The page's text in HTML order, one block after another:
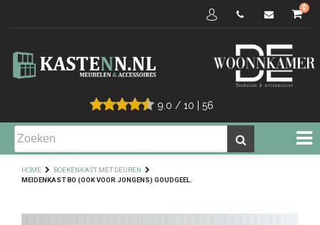
9.0 / 10 56
0
HOME
BOEKENKAST MET DEUREN
MEIDENKAST BO (OOK VOOR JONGENS) GOUDGEEL.